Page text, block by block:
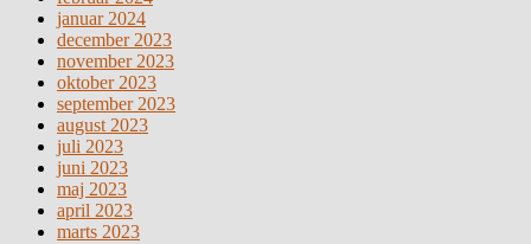
januar 2024
december 2023
november 2023
oktober 2023
september 2023
august 2023
juli 2023
juni 2023
maj 2023
april 2023
marts 2023